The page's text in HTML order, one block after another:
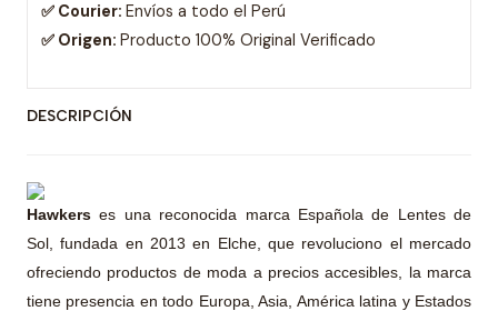
✅ Courier: Envíos a todo el Perú
✅ Origen: Producto 100% Original Verificado
DESCRIPCIÓN
Hawkerses una reconocida marca Española de Lentes de
Sol, fundada en 2013 en Elche, que revoluciono el mercado
ofreciendo productos de moda a precios accesibles, la marca
tiene presencia en todo Europa, Asia, América latina y Estados